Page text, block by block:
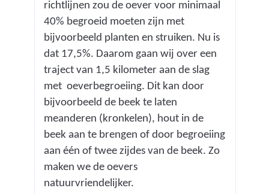
d
i
n
g
7
.
j
p
g
)
n
g
:
a
f
b
e
e
l
richtlijnen zou de oever voor minimaal
40% begroeid moeten zijn met
bijvoorbeeld planten en struiken. Nu is
dat 17,5%. Daarom gaan wij over een
traject van 1,5 kilometer aan de slag
met oeverbegroeiing. Dit kan door
bijvoorbeeld de beek te laten
meanderen (kronkelen), hout in de
beek aan te brengen of door begroeiing
aan één of twee zijdes van de beek. Zo
maken we de oevers
natuurvriendelijker.